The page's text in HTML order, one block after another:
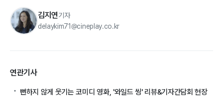
김지연기자
delaykim71@cineplay.co.kr
연관기사
뻔하지 않게 웃기는 코미디 영화, '와일드 씽' 리뷰&기자간담회 현장